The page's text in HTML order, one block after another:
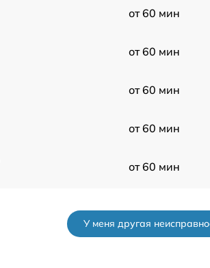
от 60 мин
от 60 мин
от 60 мин
от 60 мин
от 60 мин
У меня другая